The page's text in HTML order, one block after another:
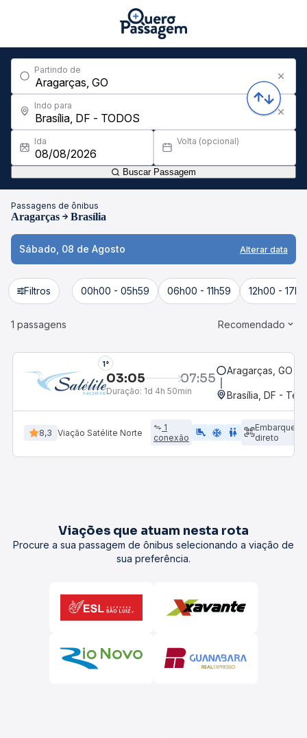
Partindo de
Indo para
Ida Volta (opcional)
Buscar Passagem
Passagens de ônibus
Aragarças Brasília
Sábado, 08 de Agosto Alterar data
Filtros 00h00 - 05h59 06h00 - 11h59 12h00 -
1 passagens Recomendado
1°
03:05 07:55
Duração: 1d 4h 50min
Aragarças, GO
Brasília, DF -
8,3 Viação Satélite Norte
1
conexão
airline_seat_legroom_extra ac_unit wc
Embarque
direto
Viações que atuam nesta rota
Procure a sua passagem de ônibus selecionando a viação de
sua preferência.